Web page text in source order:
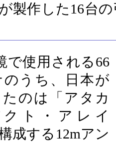
製作した16台
で使用される66
うち、日本が
のは「アタカ
ト・アレイ
成する12mアン